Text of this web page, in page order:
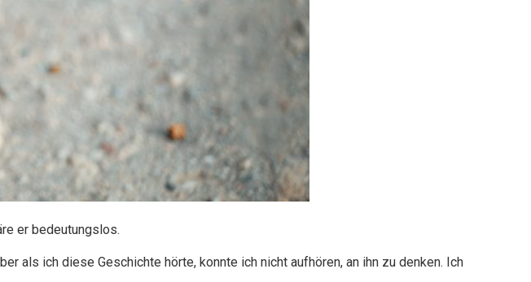
er bedeutungslos.
als ich diese Geschichte hörte, konnte ich nicht aufhören, an ihn zu denken. Ich